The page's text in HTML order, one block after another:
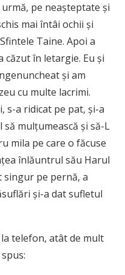
pe neașteptate și
mai întâi ochii și
Taine. Apoi a
căzut în letargie. Eu și
și am
cu multe lacrimi.
s-a ridicat pe pat, și-a
mulțumească și să-L
mila pe care o făcuse
înlăuntrul său Harul
singur pe pernă, a
și-a dat sufletul
telefon, atât de mult